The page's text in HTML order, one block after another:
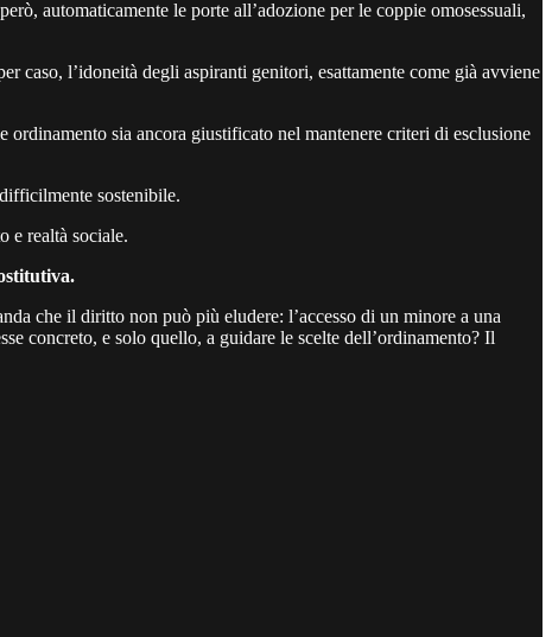
automaticamente le porte all’adozione per le coppie omosessuali,
caso, l’idoneità degli aspiranti genitori, esattamente come già avviene
sia ancora giustificato nel mantenere criteri di esclusione
sostenibile.
e realtà sociale.
che il diritto non può più eludere: l’accesso di un minore a una
concreto, e solo quello, a guidare le scelte dell’ordinamento? Il